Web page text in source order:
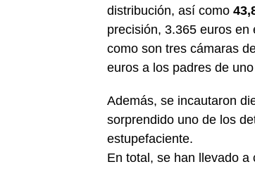
distribución, así como
precisión, 3.365 euros
como son tres cámaras
euros a los padres de
Además, se incautaron
sorprendido uno de los
estupefaciente.
En total, se han llevado